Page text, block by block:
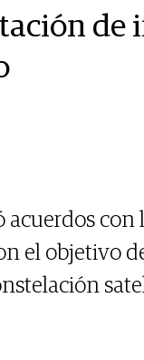
de
con
el objetivo